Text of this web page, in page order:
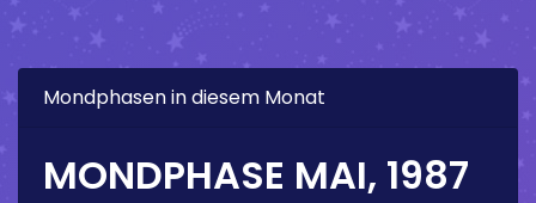
Mondphasen in diesem Monat
MONDPHASE MAI, 1987